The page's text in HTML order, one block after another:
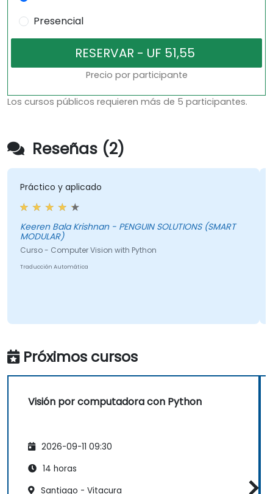
Presencial
Precio por participante
Los cursos públicos requieren más de 5 participantes.
Reseñas (2)
y aplicado
Bala Krishnan - PENGUIN SOLUTIONS (SMART
- Computer Vision with Python
Automática
Próximos cursos
Visión por computadora con Python
2026-09-11 09:30
14 horas
Santiago - Vitacura